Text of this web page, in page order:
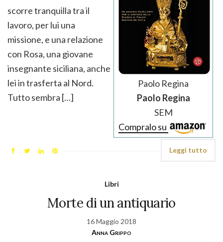
Paolo Regina
Paolo Regina
SEM
Compralo su
scorre tranquilla tra il
lavoro, per lui una
missione, e una relazione
con Rosa, una giovane
insegnante siciliana, anche
lei in trasferta al Nord.
Tutto sembra […]
Leggi tutto
Libri
Morte di un antiquario
16 Maggio 2018
Anna Grippo